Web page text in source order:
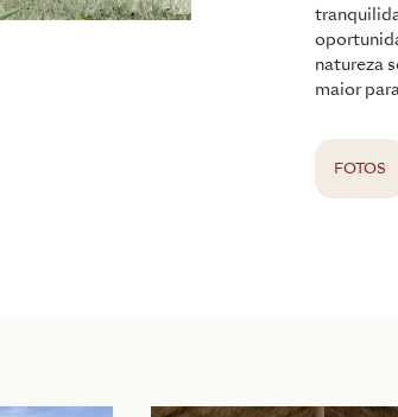
natureza
maior
FOTOS